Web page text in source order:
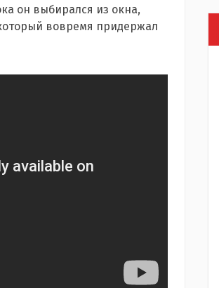
он выбирался из окна,
вовремя придержал